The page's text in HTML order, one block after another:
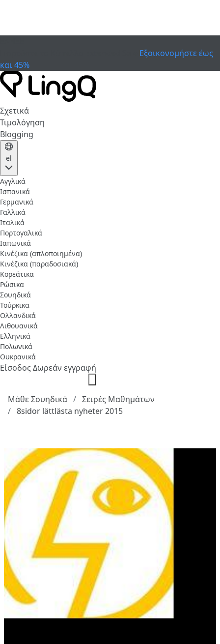
Εξοικονομήστε έως
και 45%
Σχετικά
Τιμολόγηση
Blogging
el
Αγγλικά
Ισπανικά
Γερμανικά
Γαλλικά
Ιταλικά
Πορτογαλικά
Ιαπωνικά
Κινέζικα (απλοποιημένα)
Κινέζικα (παραδοσιακά)
Κορεάτικα
Ρώσικα
Σουηδικά
Τούρκικα
Ολλανδικά
Λιθουανικά
Ελληνικά
Πολωνικά
Ουκρανικά
ΕίσοδοςΔωρεάν εγγραφή
Μάθε Σουηδικά
Σειρές Μαθημάτων
8sidor lättlästa nyheter 2015